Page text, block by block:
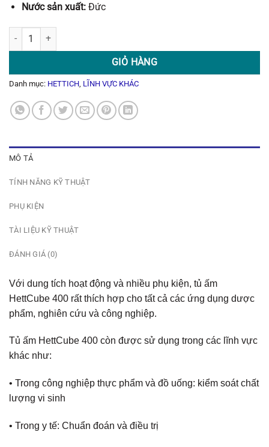
Nước sản xuất: Đức
Tủ Ấm Hettich - HettCube 400 số lượng
GIỎ HÀNG
Danh mục: HETTICH LĨNH VỰC KHÁC
MÔ TẢ
TÍNH NĂNG KỸ THUẬT
PHỤ KIỆN
TÀI LIỆU KỸ THUẬT
ĐÁNH GIÁ (0)
Với dung tích hoạt động và nhiều phụ kiện, tủ ấm
HettCube 400 rất thích hợp cho tất cả các ứng dụng dược
phẩm, nghiên cứu và công nghiệp.
Tủ ấm HettCube 400 còn được sử dụng trong các lĩnh vực
khác như:
• Trong công nghiệp thực phẩm và đồ uống: kiểm soát chất
lượng vi sinh
• Trong y tế: Chuẩn đoán và điều trị